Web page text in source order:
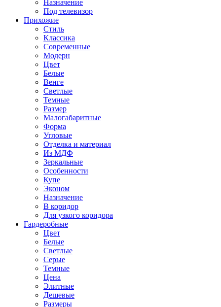
Назначение
Под телевизор
Прихожие
Стиль
Классика
Современные
Модерн
Цвет
Белые
Венге
Светлые
Темные
Размер
Малогабаритные
Форма
Угловые
Отделка и материал
Из МДФ
Зеркальные
Особенности
Купе
Эконом
Назначение
В коридор
Для узкого коридора
Гардеробные
Цвет
Белые
Светлые
Серые
Темные
Цена
Элитные
Дешевые
Размеры